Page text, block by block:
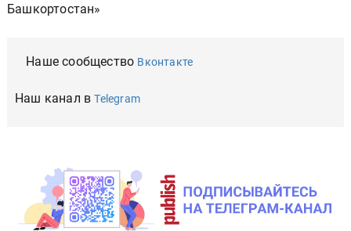
Башкортостан»
Наше сообщество Вконтакте
Наш канал вTelegram